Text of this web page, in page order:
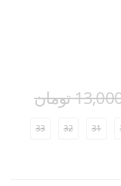
تومان
31
32
33